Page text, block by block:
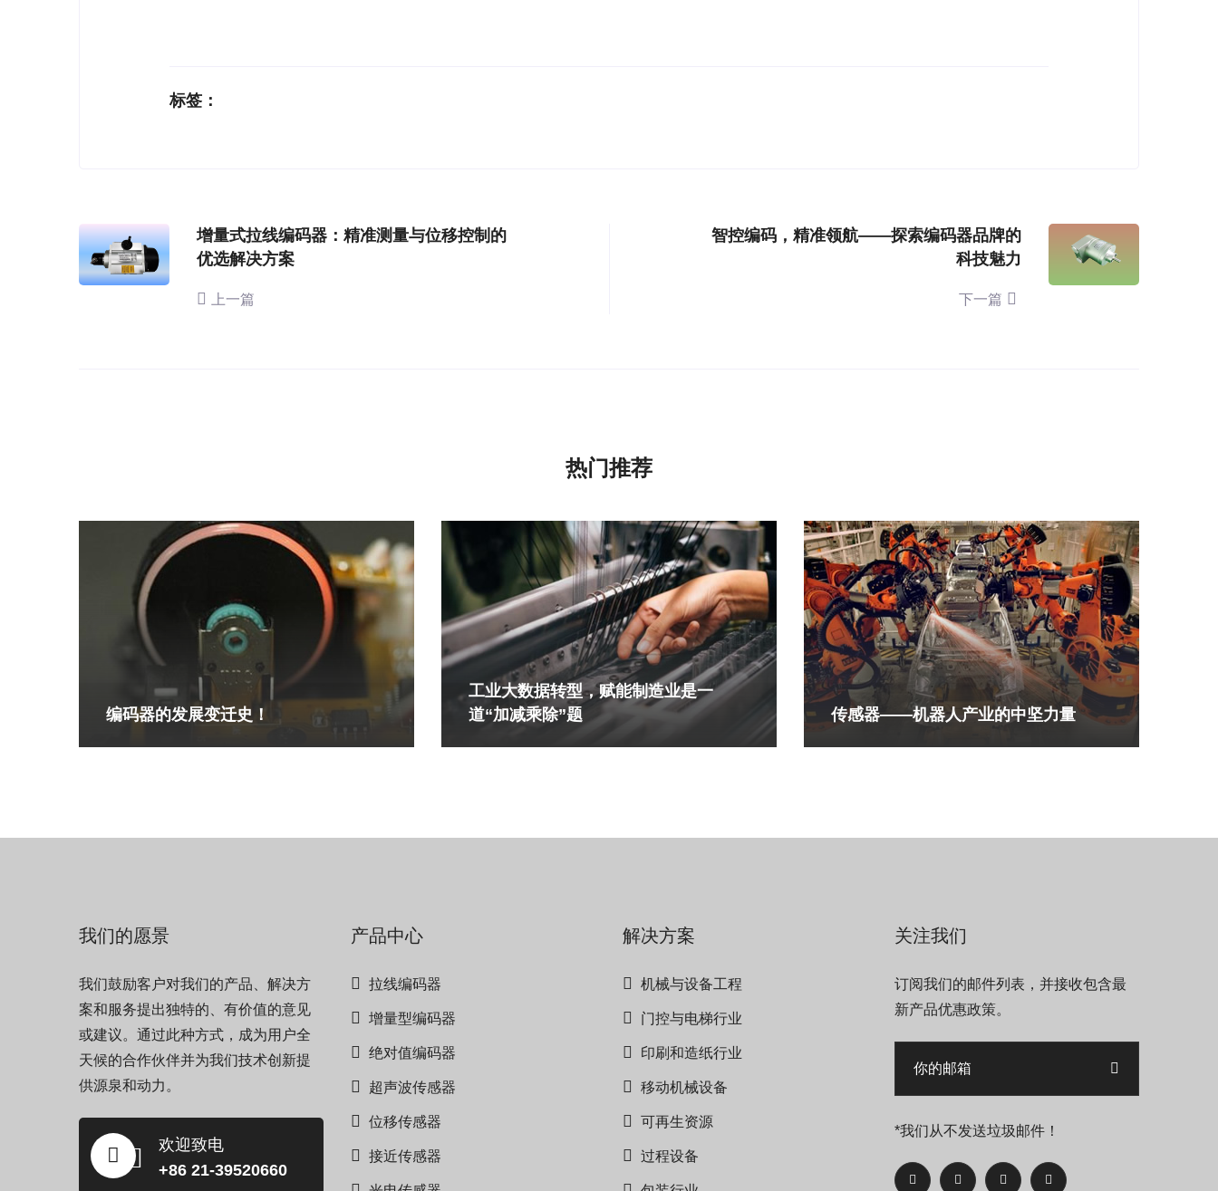
标签：
增量式拉线编码器：精准测量与位移控制的
优选解决方案
上一篇
智控编码，精准领航——探索编码器品牌的
科技魅力
下一篇
热门推荐
编码器的发展变迁史！
工业大数据转型，赋能制造业是一
道“加减乘除”题
传感器——机器人产业的中坚力量
我们的愿景
我们鼓励客户对我们的产品、解决方
案和服务提出独特的、有价值的意见
或建议。通过此种方式，成为用户全
天候的合作伙伴并为我们技术创新提
供源泉和动力。
欢迎致电
+86 21-39520660
产品中心
拉线编码器
增量型编码器
绝对值编码器
超声波传感器
位移传感器
接近传感器
解决方案
机械与设备工程
门控与电梯行业
印刷和造纸行业
移动机械设备
可再生资源
过程设备
关注我们
订阅我们的邮件列表，并接收包含最
新产品优惠政策。
*我们从不发送垃圾邮件！